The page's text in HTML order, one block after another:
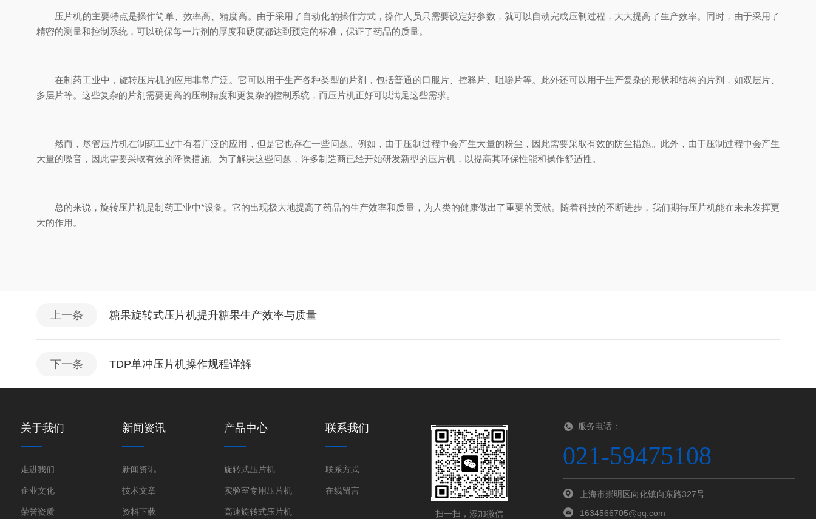
压片机的主要特点是操作简单、效率高、精度高。由于采用了自动化的操作方式，操作人员只需要设定好参数，就可以自动完成压制过程，大大提高了生产效率。同时，由于采用了
精密的测量和控制系统，可以确保每一片剂的厚度和硬度都达到预定的标准，保证了药品的质量。
在制药工业中，旋转压片机的应用非常广泛。它可以用于生产各种类型的片剂，包括普通的口服片、控释片、咀嚼片等。此外还可以用于生产复杂的形状和结构的片剂，如双层片、
多层片等。这些复杂的片剂需要更高的压制精度和更复杂的控制系统，而压片机正好可以满足这些需求。
然而，尽管压片机在制药工业中有着广泛的应用，但是它也存在一些问题。例如，由于压制过程中会产生大量的粉尘，因此需要采取有效的防尘措施。此外，由于压制过程中会产生
大量的噪音，因此需要采取有效的降噪措施。为了解决这些问题，许多制造商已经开始研发新型的压片机，以提高其环保性能和操作舒适性。
总的来说，旋转压片机是制药工业中*设备。它的出现极大地提高了药品的生产效率和质量，为人类的健康做出了重要的贡献。随着科技的不断进步，我们期待压片机能在未来发挥更
大的作用。
上一条 糖果旋转式压片机提升糖果生产效率与质量
下一条 TDP单冲压片机操作规程详解
关于我们
走进我们
企业文化
荣誉资质
新闻资讯
新闻资讯
技术文章
资料下载
产品中心
旋转式压片机
实验室专用压片机
高速旋转式压片机
联系我们
联系方式
在线留言
扫一扫，添加微信
服务电话：
021-59475108
上海市崇明区向化镇向东路327号
1634566705@qq.com